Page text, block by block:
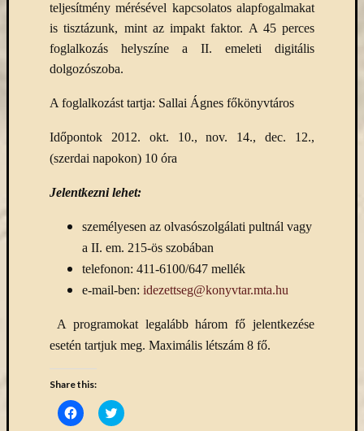
teljesítmény mérésével kapcsolatos alapfogalmakat
is tisztázunk, mint az impakt faktor. A 45 perces
foglalkozás helyszíne a II. emeleti digitális
dolgozószoba.
A foglalkozást tartja: Sallai Ágnes főkönyvtáros
Időpontok 2012. okt. 10., nov. 14., dec. 12.,
(szerdai napokon) 10 óra
Jelentkezni lehet:
személyesen az olvasószolgálati pultnál vagy
a II. em. 215-ös szobában
telefonon: 411-6100/647 mellék
e-mail-ben: idezettseg@konyvtar.mta.hu
A programokat legalább három fő jelentkezése
esetén tartjuk meg. Maximális létszám 8 fő.
Share this:
Click
to
Click
to